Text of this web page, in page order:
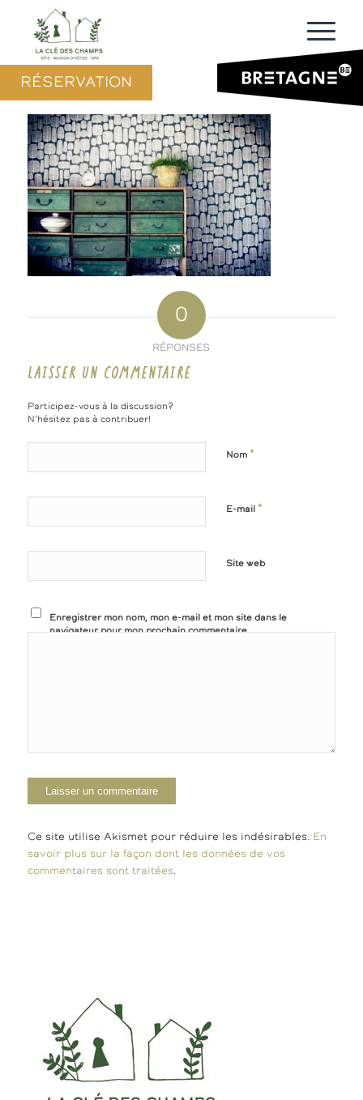
RÉSERVATION
0
RÉPONSES
LAISSER UN COMMENTAIRE
Participez-vous à la discussion?
N'hésitez pas à contribuer!
Nom *
E-mail *
Site web
Enregistrer mon nom, mon e-mail et mon site dans le
navigateur pour mon prochain commentaire.
Ce site utilise Akismet pour réduire les indésirables. En
savoir plus sur la façon dont les données de vos
commentaires sont traitées.